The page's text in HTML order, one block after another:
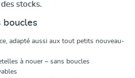
stocks.
boucles
adapté aussi aux tout petits nouveau-
à nouer – sans boucles